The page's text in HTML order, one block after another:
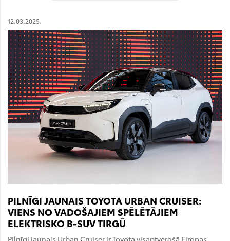
12.03.2025.
PILNĪGI JAUNAIS TOYOTA URBAN CRUISER:
VIENS NO VADOŠAJIEM SPĒLĒTĀJIEM
ELEKTRISKO B-SUV TIRGŪ
Pilnīgi jaunais Urban Cruiser ir Toyota visaptverošā Eiropas